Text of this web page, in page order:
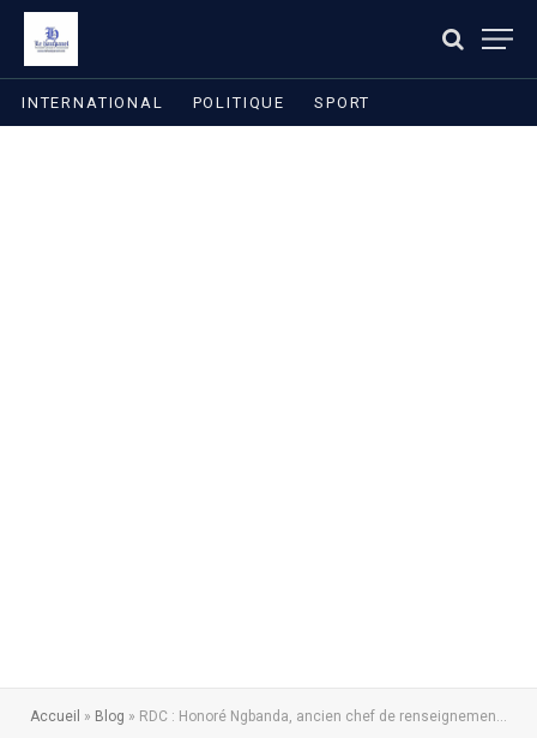
INTERNATIONAL POLITIQUE SPORT
Accueil » Blog » RDC : Honoré Ngbanda, ancien chef de renseignements sous Mobutu est décédé au Maroc